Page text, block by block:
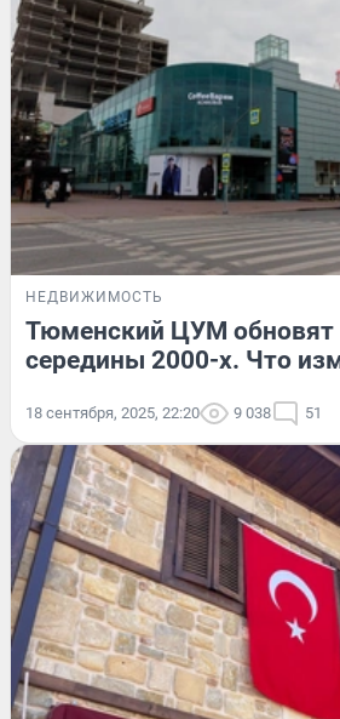
НЕДВИЖИМОСТЬ
Тюменский ЦУМ обновят
середины 2000-х. Что
18 сентября, 2025, 22:20 9 038 51